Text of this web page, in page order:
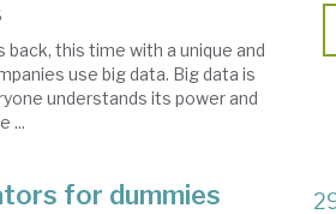
this time with a unique and
use big data. Big data is
understands its power and
...
for dummies